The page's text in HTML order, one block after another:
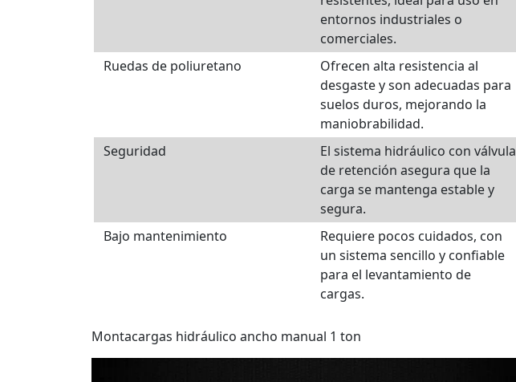
entornos industriales o
comerciales.
Ruedas de poliuretano
Ofrecen alta resistencia al
desgaste y son adecuadas para
suelos duros, mejorando la
maniobrabilidad.
Seguridad
El sistema hidráulico con válvula
de retención asegura que la
carga se mantenga estable y
segura.
Bajo mantenimiento
Requiere pocos cuidados, con
un sistema sencillo y confiable
para el levantamiento de
cargas.
Montacargas hidráulico ancho manual 1 ton